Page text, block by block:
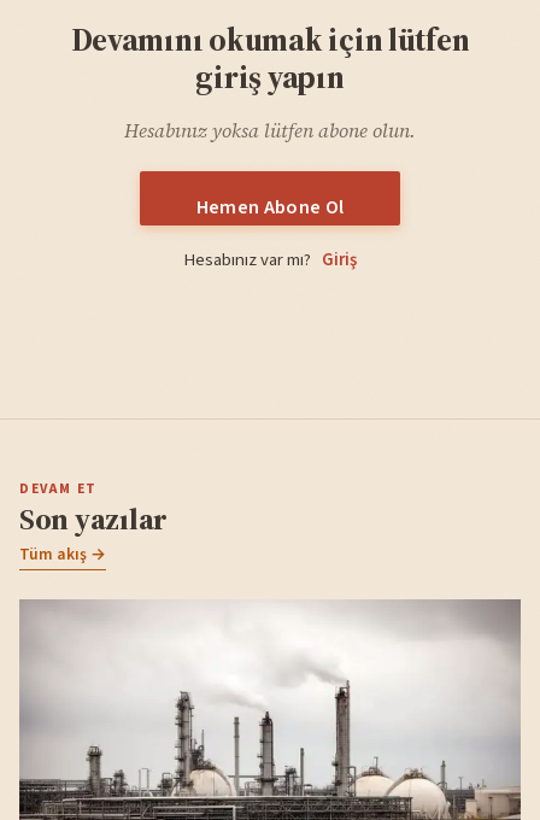
Devamını okumak için lütfen
giriş yapın
Hesabınız yoksa lütfen abone olun.
Hemen Abone Ol
Hesabınız var mı? Giriş
DEVAM ET
Son yazılar
Tüm akış →